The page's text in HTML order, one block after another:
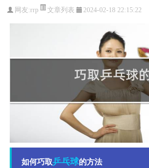
网友:rrp 文章列表 2024-02-18 22:15:22
如何巧取乒乓球的方法